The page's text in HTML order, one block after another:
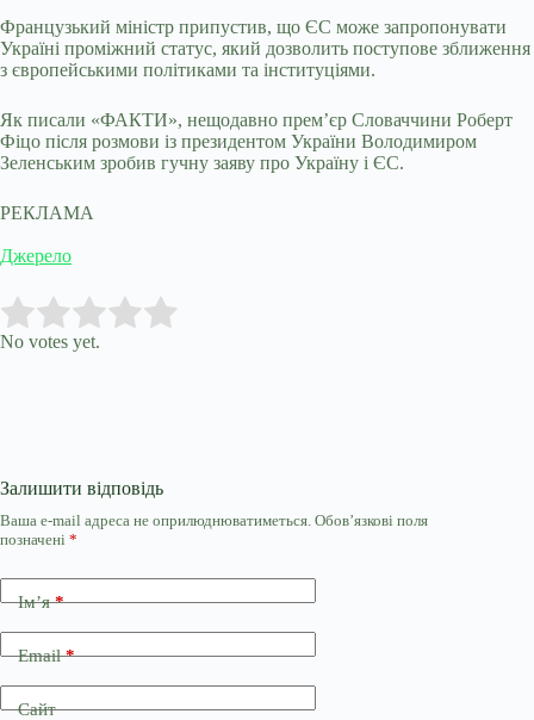
Французький міністр припустив, що ЄС може запропонувати
Україні проміжний статус, який дозволить поступове зближення
з європейськими політиками та інституціями.
Як писали «ФАКТИ», нещодавно прем’єр Словаччини Роберт
Фіцо після розмови із президентом України Володимиром
Зеленським зробив гучну заяву про Україну і ЄС.
РЕКЛАМА
Джерело
Rate this item:
No votes yet.
Залишити відповідь
Ваша e-mail адреса не оприлюднюватиметься. Обов’язкові поля
позначені *
Ім’я*
Email*
Сайт